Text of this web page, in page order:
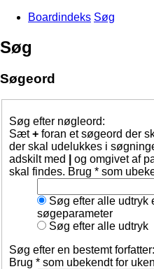
Boardindeks Søg
Søg
Søgeord
Søg efter nøgleord:
Sæt+ foran et søgeord der
der skal udelukkes i
adskilt med
og omgivet af
skal findes. Brug * som
Søg efter alle udtryk
søgeparameter
Søg efter alle udtryk
Søg efter en bestemt forfatter:
Brug * som ubekendt for